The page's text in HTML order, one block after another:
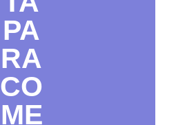
PA
RA
CO
ME